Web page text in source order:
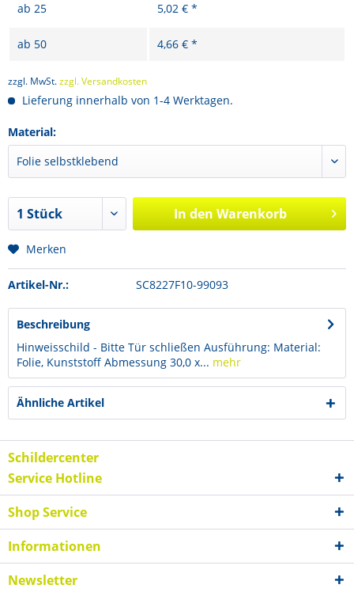
ab 25 5,02 € *
ab 50 4,66 € *
zzgl. MwSt.zzgl. Versandkosten
Lieferung innerhalb von 1-4 Werktagen.
Material:
In den Warenkorb
Merken
Artikel-Nr.: SC8227F10-99093
Beschreibung
Hinweisschild - Bitte Tür schließen Ausführung: Material:
Folie, Kunststoff Abmessung 30,0 x... mehr
Ähnliche Artikel
Schildercenter
Service Hotline
Shop Service
Informationen
Newsletter